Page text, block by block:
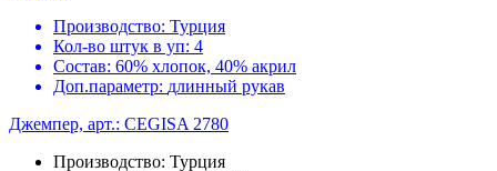
Производство: Турция
Кол-во штук в уп: 4
Состав: 60% хлопок, 40% акрил
Доп.параметр: длинный рукав
Джемпер, арт.: CEGISA 2780
Производство: Турция